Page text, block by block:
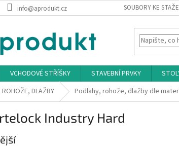
info@aprodukt.cz SOUBORY KE
VCHODOVÉ STŘÍŠKY STAVEBNÍ PRVKY
ROHOŽE, DLAŽBY Podlahy, rohože, dlažby dle
Industry Hard